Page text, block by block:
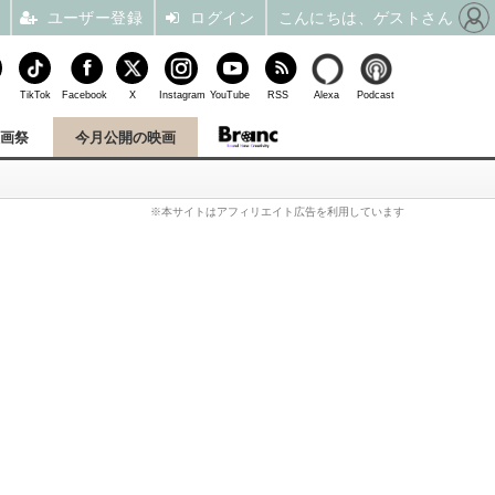
祭 今月公開の映画
※本サイトはアフィリエイト広告を利用しています
TikTok Facebook X Instagram YouTube RSS Alexa Podcast
ユーザー登録 ログイン こんにちは、ゲストさん